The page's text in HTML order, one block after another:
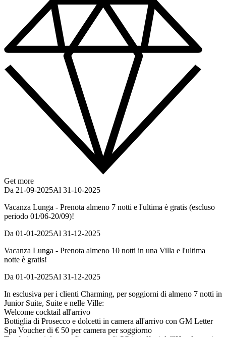
Get more
Da 21-09-2025Al 31-10-2025
Vacanza Lunga - Prenota almeno 7 notti e l'ultima è gratis (escluso
periodo 01/06-20/09)!
Da 01-01-2025Al 31-12-2025
Vacanza Lunga - Prenota almeno 10 notti in una Villa e l'ultima
notte è gratis!
Da 01-01-2025Al 31-12-2025
In esclusiva per i clienti Charming, per soggiorni di almeno 7 notti in
Junior Suite, Suite e nelle Ville:
Welcome cocktail all'arrivo
Bottiglia di Prosecco e dolcetti in camera all'arrivo con GM Letter
Spa Voucher di € 50 per camera per soggiorno